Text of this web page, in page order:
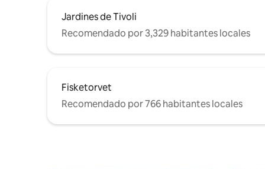
Jardines de Tivoli
Recomendado por 3,329 habitantes locales
Fisketorvet
Recomendado por 766 habitantes locales